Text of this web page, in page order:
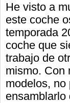
He visto a
este coche
temporada
coche que
trabajo de
mismo. Con
modelos, no
ensamblarlo